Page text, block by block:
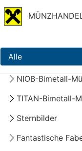
NIOB-Bimetall-
TITAN-Bimetall-
Sternbilder
Fantastische